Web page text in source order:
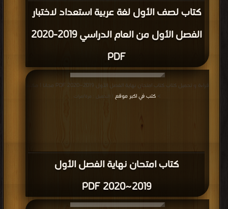
كتاب لصف الأول لغة عربية استعداد لاختبار
الفصل الأول من العام الدراسي 2019-2020
PDF
كتاب امتحان نهاية الفصل الأول
2019~2020 PDF
قراءة و تحميل كتاب كتاب امتحان نهاية الفصل الأول 2019~2020 PDF مجانا | مكتبة
> كتب في اكبر موقع | التحميل : مرة/مرات